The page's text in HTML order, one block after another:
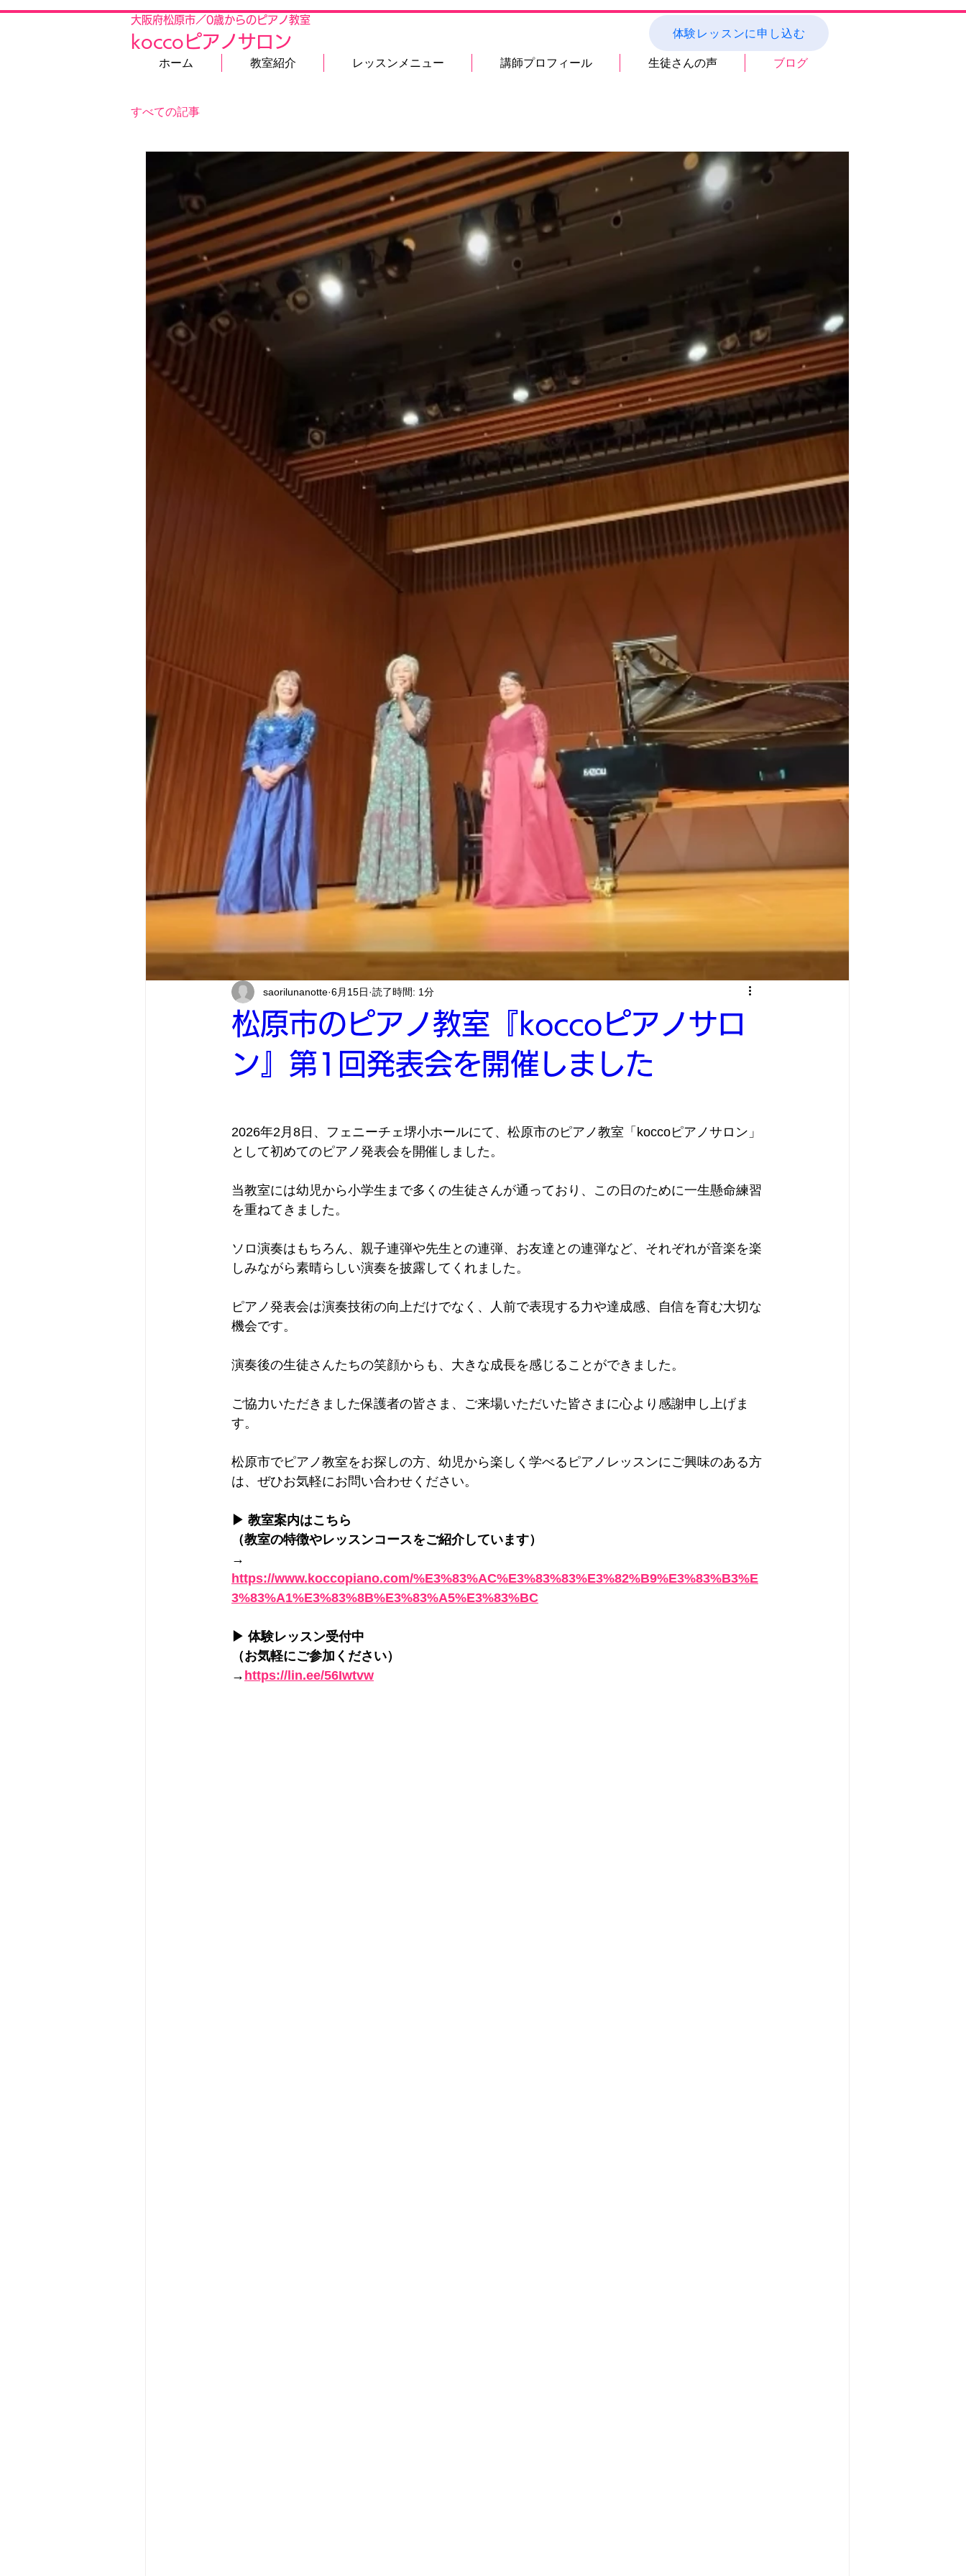
大阪府松原市／0歳からのピアノ教室
koccoピアノサロン 体験レッスンに申し込む
ホーム 教室紹介 レッスンメニュー 講師プロフィール 生徒さんの声 ブログ
すべての記事
松原市のピアノ教室『koccoピアノサロ
ン』第1回発表会を開催しました
saorilunanotte 6月15日 読了時間: 1分
2026年2月8日、フェニーチェ堺小ホールにて、松原市のピアノ教室「koccoピアノサロン」
として初めてのピアノ発表会を開催しました。
当教室には幼児から小学生まで多くの生徒さんが通っており、この日のために一生懸命練習
を重ねてきました。
ソロ演奏はもちろん、親子連弾や先生との連弾、お友達との連弾など、それぞれが音楽を楽
しみながら素晴らしい演奏を披露してくれました。
ピアノ発表会は演奏技術の向上だけでなく、人前で表現する力や達成感、自信を育む大切な
機会です。
演奏後の生徒さんたちの笑顔からも、大きな成長を感じることができました。
ご協力いただきました保護者の皆さま、ご来場いただいた皆さまに心より感謝申し上げま
す。
松原市でピアノ教室をお探しの方、幼児から楽しく学べるピアノレッスンにご興味のある方
は、ぜひお気軽にお問い合わせください。
▶ 教室案内はこちら
（教室の特徴やレッスンコースをご紹介しています）
→
https://www.koccopiano.com/%E3%83%AC%E3%83%83%E3%82%B9%E3%83%B3%E
3%83%A1%E3%83%8B%E3%83%A5%E3%83%BC
▶ 体験レッスン受付中
（お気軽にご参加ください）
→ https://lin.ee/56Iwtvw